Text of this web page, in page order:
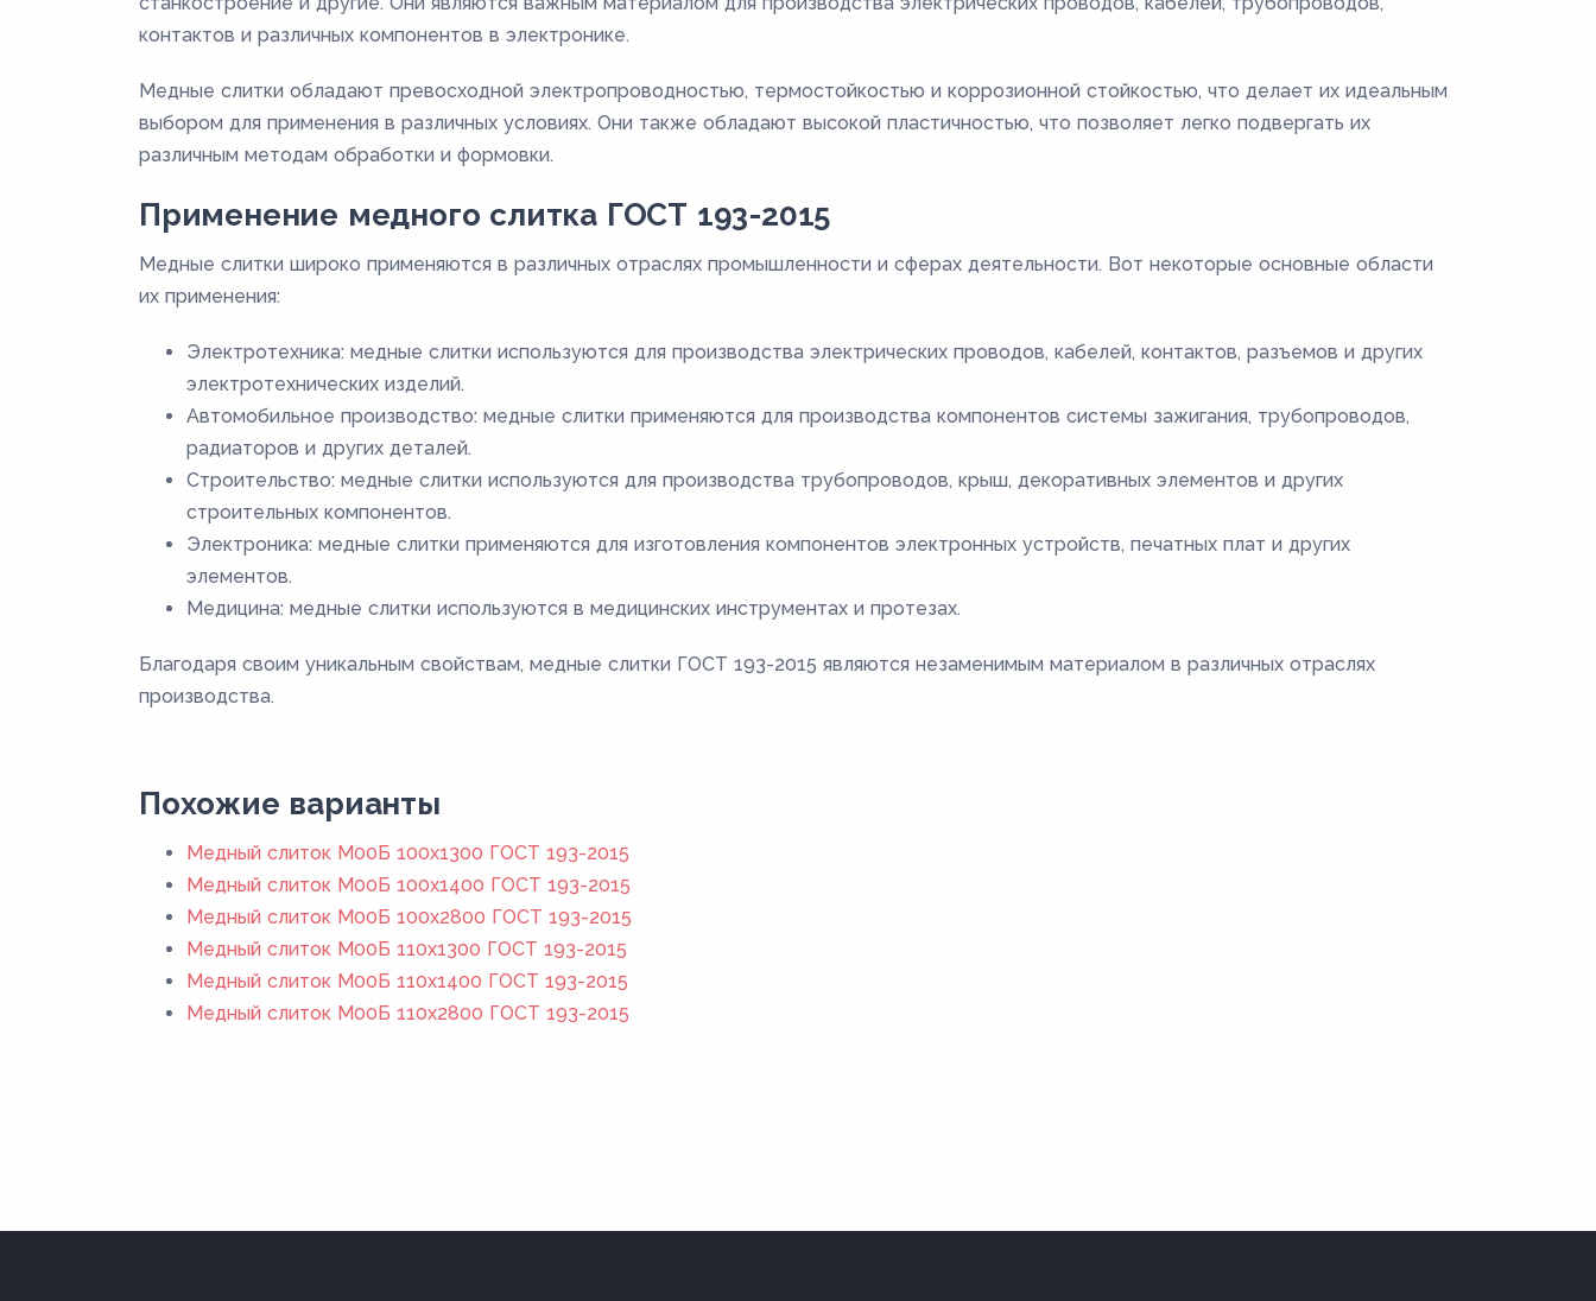
контактов и различных компонентов в электронике.
Медные слитки обладают превосходной электропроводностью, термостойкостью и коррозионной стойкостью, что делает их идеальным
выбором для применения в различных условиях. Они также обладают высокой пластичностью, что позволяет легко подвергать их
различным методам обработки и формовки.
Применение медного слитка ГОСТ 193-2015
Медные слитки широко применяются в различных отраслях промышленности и сферах деятельности. Вот некоторые основные области
их применения:
Электротехника: медные слитки используются для производства электрических проводов, кабелей, контактов, разъемов и других
электротехнических изделий.
Автомобильное производство: медные слитки применяются для производства компонентов системы зажигания, трубопроводов,
радиаторов и других деталей.
Строительство: медные слитки используются для производства трубопроводов, крыш, декоративных элементов и других
строительных компонентов.
Электроника: медные слитки применяются для изготовления компонентов электронных устройств, печатных плат и других
элементов.
Медицина: медные слитки используются в медицинских инструментах и протезах.
Благодаря своим уникальным свойствам, медные слитки ГОСТ 193-2015 являются незаменимым материалом в различных отраслях
производства.
Похожие варианты
Медный слиток М00Б 100x1300 ГОСТ 193-2015
Медный слиток М00Б 100x1400 ГОСТ 193-2015
Медный слиток М00Б 100x2800 ГОСТ 193-2015
Медный слиток М00Б 110x1300 ГОСТ 193-2015
Медный слиток М00Б 110x1400 ГОСТ 193-2015
Медный слиток М00Б 110x2800 ГОСТ 193-2015